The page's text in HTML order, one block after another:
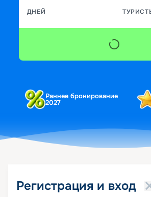
ДНЕЙ
Раннее бронирование
2027
Регистрация и вход
Популярные